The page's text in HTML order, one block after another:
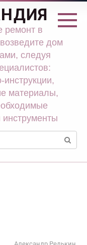
ремонт в
дом
следуя
материалы,